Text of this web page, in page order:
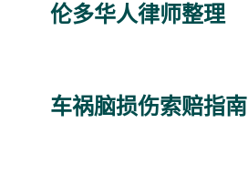
伦多华人律师整理
车祸脑损伤索赔指南